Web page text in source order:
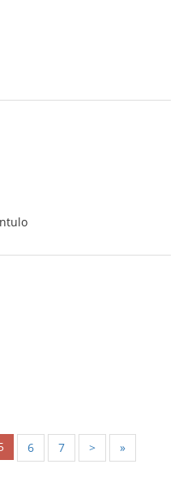
6 7 > »